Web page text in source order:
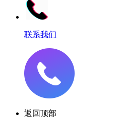
联系我们
返回顶部